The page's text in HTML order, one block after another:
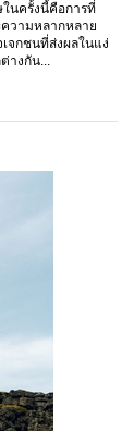
นครั้งนี้คือการที่
วามหลากหลาย
จกชนที่ส่งผลในแง่
างกัน...